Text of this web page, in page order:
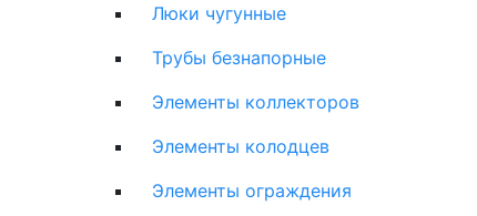
Люки чугунные
Трубы безнапорные
Элементы коллекторов
Элементы колодцев
Элементы ограждения